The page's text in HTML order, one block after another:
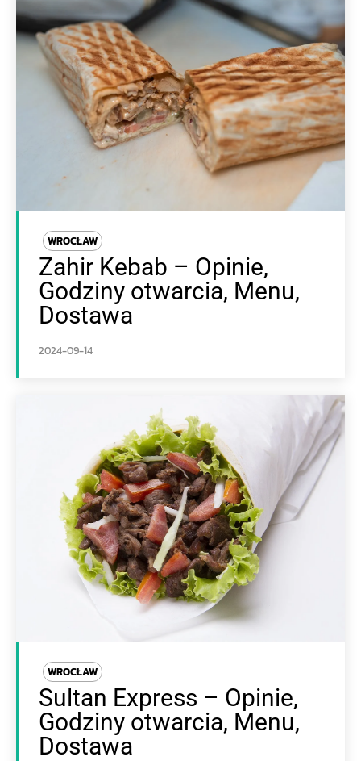
WROCŁAW
Zahir Kebab – Opinie,
Godziny otwarcia, Menu,
Dostawa
2024-09-14
WROCŁAW
Sultan Express – Opinie,
Godziny otwarcia, Menu,
Dostawa